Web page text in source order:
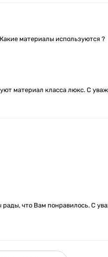
материалы используются ?
материал класса люкс. С
что Вам понравилось. С